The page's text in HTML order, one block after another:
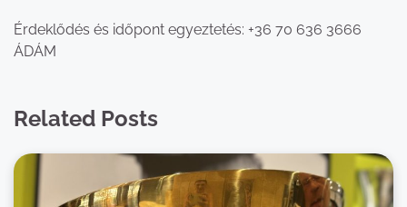
Érdeklődés és időpont egyeztetés: +36 70 636 3666
ÁDÁM
Related Posts